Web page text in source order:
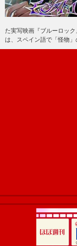
た実写映画『ブルーロッ
は、スペイン語で「怪物